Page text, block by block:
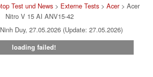
Test und News> Externe Tests> Acer> Acer
Nitro V 15 AI ANV15-42
Duy, 27.05.2026 (Update: 27.05.2026)
loading failed!